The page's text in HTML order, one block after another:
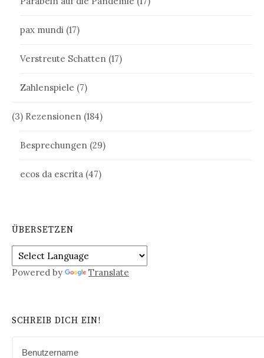
pax mundi (17)
Verstreute Schatten (17)
Zahlenspiele (7)
(3) Rezensionen (184)
Besprechungen (29)
ecos da escrita (47)
ÜBERSETZEN
Powered by Translate
SCHREIB DICH EIN!
Benutzername